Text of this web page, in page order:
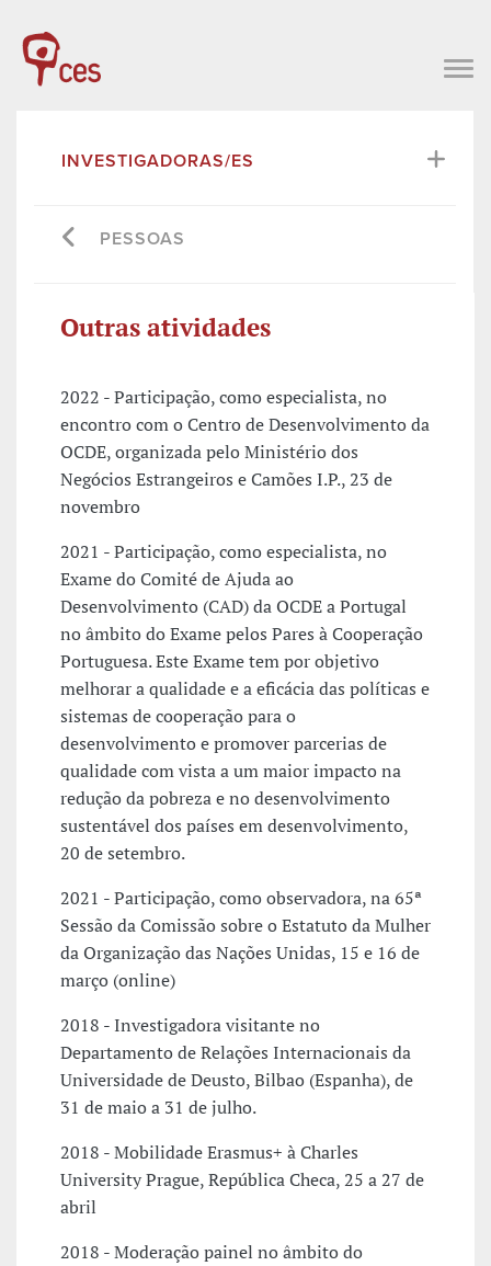
INVESTIGADORAS/ES
PESSOAS
Outras atividades
2022 - Participação, como especialista, no
encontro com o Centro de Desenvolvimento da
OCDE, organizada pelo Ministério dos
Negócios Estrangeiros e Camões I.P., 23 de
novembro
2021 - Participação, como especialista, no
Exame do Comité de Ajuda ao
Desenvolvimento (CAD) da OCDE a Portugal
no âmbito do Exame pelos Pares à Cooperação
Portuguesa. Este Exame tem por objetivo
melhorar a qualidade e a eficácia das políticas e
sistemas de cooperação para o
desenvolvimento e promover parcerias de
qualidade com vista a um maior impacto na
redução da pobreza e no desenvolvimento
sustentável dos países em desenvolvimento,
20 de setembro.
2021 - Participação, como observadora, na 65ª
Sessão da Comissão sobre o Estatuto da Mulher
da Organização das Nações Unidas, 15 e 16 de
março (online)
2018 - Investigadora visitante no
Departamento de Relações Internacionais da
Universidade de Deusto, Bilbao (Espanha), de
31 de maio a 31 de julho.
2018 - Mobilidade Erasmus+ à Charles
University Prague, República Checa, 25 a 27 de
abril
2018 - Moderação painel no âmbito do